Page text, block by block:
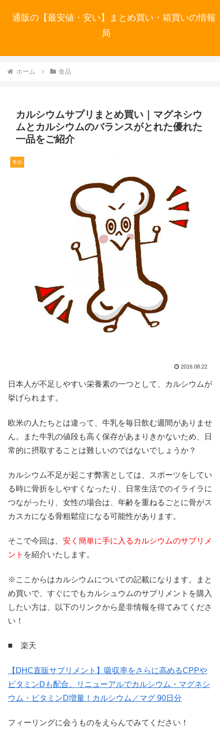
通販の【最安値・安い】まとめ買い・箱買いの情報
局
ホーム 食品
カルシウムサプリまとめ買い｜マグネシウ
ムとカルシウムのバランスがとれた優れた
一品をご紹介
食品
2016.08.22
日本人が不足しやすい栄養素の一つとして、カルシウムが
挙げられます。
欧米の人たちとは違って、牛乳を毎日飲む週間がありませ
ん。また牛乳の値段も高く保存があまりきかないため、日
常的に摂取することは難しいのではないでしょうか？
カルシウム不足が起こす弊害としては、スポーツをしてい
る時に骨折をしやすくなったり、日常生活でのイライラに
つながったり、女性の場合は、年齢を重ねるごとに骨がス
カスカになる骨粗鬆症になる可能性があります。
そこで今回は、 安く簡単に手に入るカルシウムのサプリメ
ント を紹介いたします。
※ここからはカルシウムについての記載になります。まと
め買いで、すぐにでもカルシュウムのサプリメントを購入
したい方は、以下のリンクから是非情報を得てみてくださ
い！
■ 楽天
【DHC直販サプリメント】吸収率をさらに高めるCPPや
ビタミンDも配合。リニューアルでカルシウム・マグネシ
ウム・ビタミンD増量！カルシウム／マグ 90日分
フィーリングに会うものをえらんでみてください！